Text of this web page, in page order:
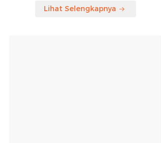
Lihat Selengkapnya